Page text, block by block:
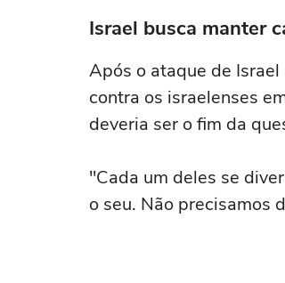
Israel busca manter
Após o ataque de
contra os israelenses
deveria ser o fim da
"Cada um deles se
o seu. Não precisamos